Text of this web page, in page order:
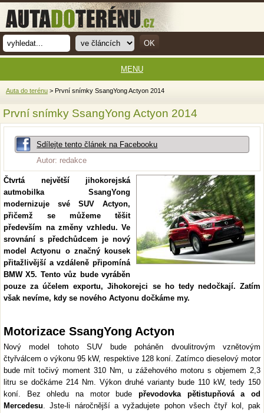
Auta do terénu > První snímky SsangYong Actyon 2014
První snímky SsangYong Actyon 2014
Sdílejte tento článek na Facebooku
Autor: redakce
Čtvrtá největší jihokorejská
autmobilka SsangYong
modernizuje své SUV Actyon,
přičemž se můžeme těšit
především na změny vzhledu. Ve
srovnání s předchůdcem je nový
model Actyonu o značný kousek
přitažlivější a vzdáleně připomíná
BMW X5. Tento vůz bude vyráběn
pouze za účelem exportu, Jihokorejci se ho tedy nedočkají. Zatím
však nevíme, kdy se nového Actyonu dočkáme my.
Motorizace SsangYong Actyon
Nový model tohoto SUV bude poháněn dvoulitrovým vznětovým
čtyřválcem o výkonu 95 kW, respektive 128 koní. Zatímco dieselový motor
bude mít točivý moment 310 Nm, u zážehového motoru s objemem 2,3
litru se dočkáme 214 Nm. Výkon druhé varianty bude 110 kW, tedy 150
koní. Bez ohledu na motor bude převodovka pětistupňová a od
Mercedesu. Jste-li náročnější a vyžadujete pohon všech čtyř kol, pak
MENU